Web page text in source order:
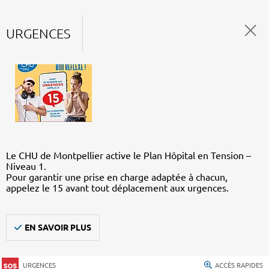
URGENCES
Le CHU de Montpellier active le Plan Hôpital en Tension –
Niveau 1.
Pour garantir une prise en charge adaptée à chacun,
appelez le 15 avant tout déplacement aux urgences.
EN SAVOIR PLUS
URGENCES ACCÈS RAPIDES